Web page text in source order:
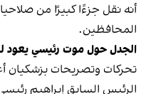
أنه نقل جزءًا كبيرًا من
المحافظين.
الجدل حول موت رئيسي يعود
تحركات وتصريحات بزشكيان
الرئيس السابق إبراهيم